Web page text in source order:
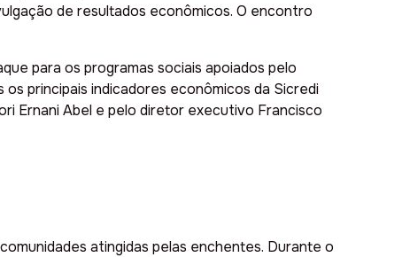
de resultados econômicos. O encontro
para os programas sociais apoiados pelo
principais indicadores econômicos da Sicredi
Ernani Abel e pelo diretor executivo Francisco
atingidas pelas enchentes. Durante o